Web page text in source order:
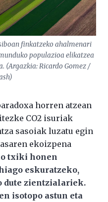
finkatzeko ahalmenari
populazioa elikatzea
(Argazkia: Ricardo Gomez /
horren atzean
CO2 isuriak
sasoiak luzatu egin
ekoizpena
txiki honen
eskuratzeko,
dute zientzialariek.
isotopo astun eta